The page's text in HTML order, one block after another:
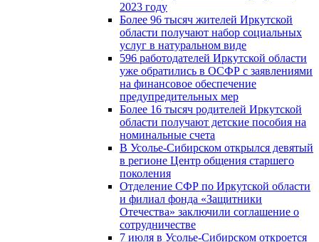
2023 году
Более 96 тысяч жителей Иркутской
области получают набор социальных
услуг в натуральном виде
596 работодателей Иркутской области
уже обратились в ОСФР с заявлениями
на финансовое обеспечение
предупредительных мер
Более 16 тысяч родителей Иркутской
области получают детские пособия на
номинальные счета
В Усолье-Сибирском открылся девятый
в регионе Центр общения старшего
поколения
Отделение СФР по Иркутской области
и филиал фонда «Защитники
Отечества» заключили соглашение о
сотрудничестве
7 июля в Усолье-Сибирском откроется